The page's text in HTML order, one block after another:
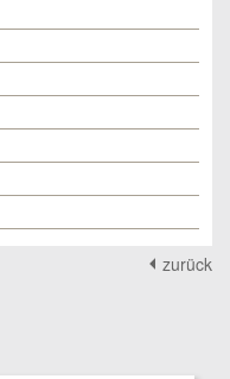
zurück